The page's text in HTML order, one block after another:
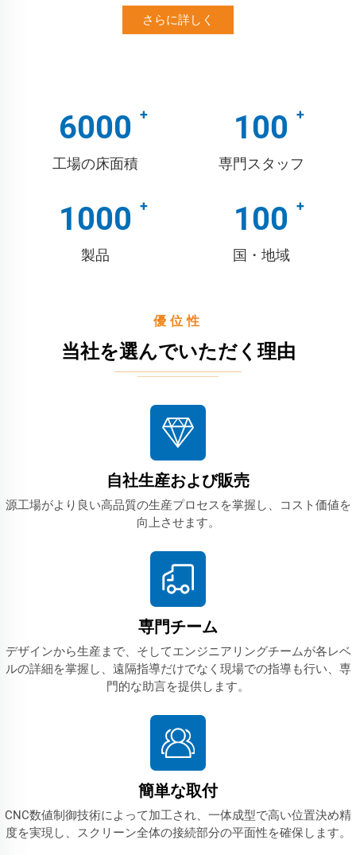
さらに詳しく
6000
工場の床面積
100
専門スタッフ
1000
製品
100
国・地域
優位性
当社を選んでいただく理由
自社生産および販売
源工場がより良い高品質の生産プロセスを掌握し、コスト価値を
向上させます。
専門チーム
デザインから生産まで、そしてエンジニアリングチームが各レベ
ルの詳細を掌握し、遠隔指導だけでなく現場での指導も行い、専
門的な助言を提供します。
簡単な取付
CNC数値制御技術によって加工され、一体成型で高い位置決め精
度を実現し、スクリーン全体の接続部分の平面性を確保します。